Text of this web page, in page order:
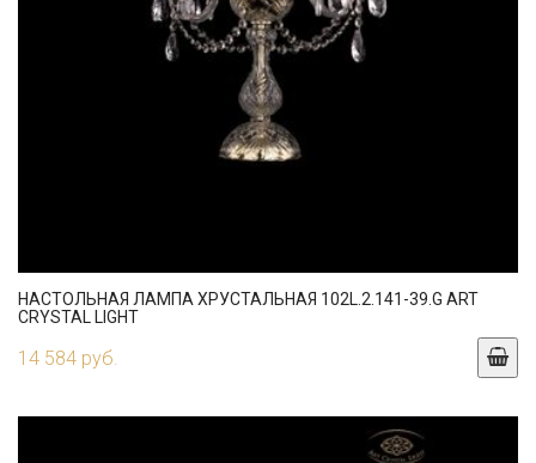
НАСТОЛЬНАЯ ЛАМПА ХРУСТАЛЬНАЯ 102L.2.141-39.G ART
CRYSTAL LIGHT
14 584 руб.